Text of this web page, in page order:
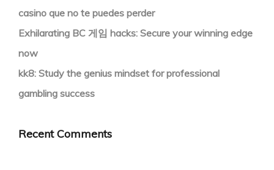
casino que no te puedes perder
Exhilarating BC 게임 hacks: Secure your winning edge
now
kk8: Study the genius mindset for professional
gambling success
Recent Comments